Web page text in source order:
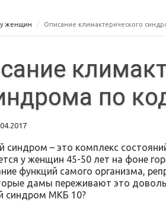
женщин Описание климактерического
по
синдром – это комплекс
у женщин 45-50 лет на фоне
функций самого организма,
дамы переживают это
синдром МКБ 10?